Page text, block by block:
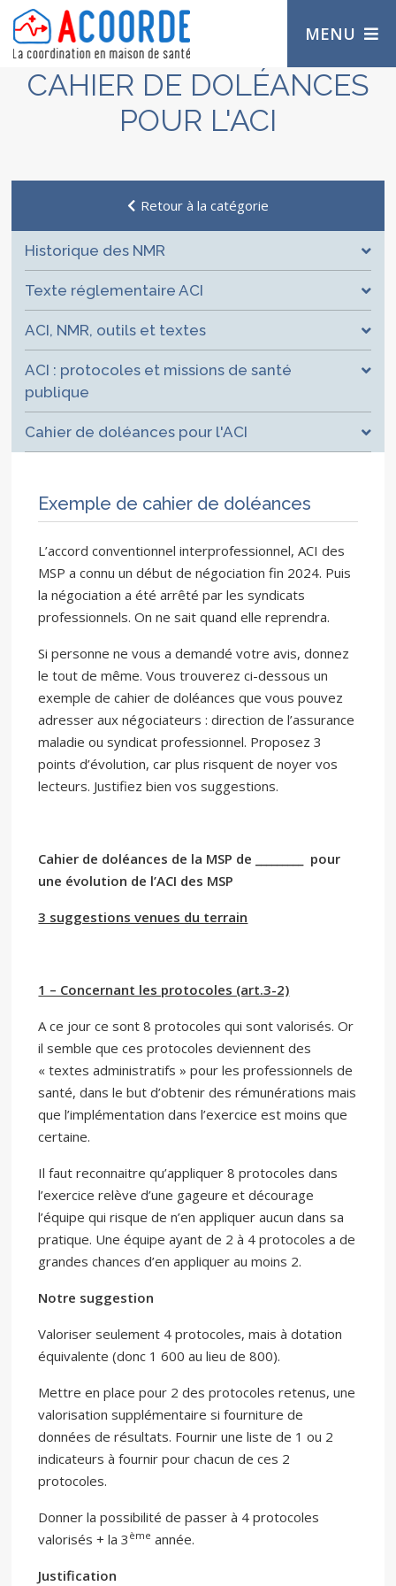
MENU
CAHIER DE DOLÉANCES
POUR L'ACI
Retour à la catégorie
Historique des NMR
Texte réglementaire ACI
ACI, NMR, outils et textes
ACI : protocoles et missions de santé
publique
Cahier de doléances pour l'ACI
Exemple de cahier de doléances
L’accord conventionnel interprofessionnel, ACI des
MSP a connu un début de négociation fin 2024. Puis
la négociation a été arrêté par les syndicats
professionnels. On ne sait quand elle reprendra.
Si personne ne vous a demandé votre avis, donnez
le tout de même. Vous trouverez ci-dessous un
exemple de cahier de doléances que vous pouvez
adresser aux négociateurs : direction de l’assurance
maladie ou syndicat professionnel. Proposez 3
points d’évolution, car plus risquent de noyer vos
lecteurs. Justifiez bien vos suggestions.
Cahier de doléances de la MSP de _________ pour
une évolution de l’ACI des MSP
3 suggestions venues du terrain
1 – Concernant les protocoles (art.3-2)
A ce jour ce sont 8 protocoles qui sont valorisés. Or
il semble que ces protocoles deviennent des
« textes administratifs » pour les professionnels de
santé, dans le but d’obtenir des rémunérations mais
que l’implémentation dans l’exercice est moins que
certaine.
Il faut reconnaitre qu’appliquer 8 protocoles dans
l’exercice relève d’une gageure et décourage
l’équipe qui risque de n’en appliquer aucun dans sa
pratique. Une équipe ayant de 2 à 4 protocoles a de
grandes chances d’en appliquer au moins 2.
Notre suggestion
Valoriser seulement 4 protocoles, mais à dotation
équivalente (donc 1 600 au lieu de 800).
Mettre en place pour 2 des protocoles retenus, une
valorisation supplémentaire si fourniture de
données de résultats. Fournir une liste de 1 ou 2
indicateurs à fournir pour chacun de ces 2
protocoles.
Donner la possibilité de passer à 4 protocoles
valorisés + la 3 ème année.
Justification